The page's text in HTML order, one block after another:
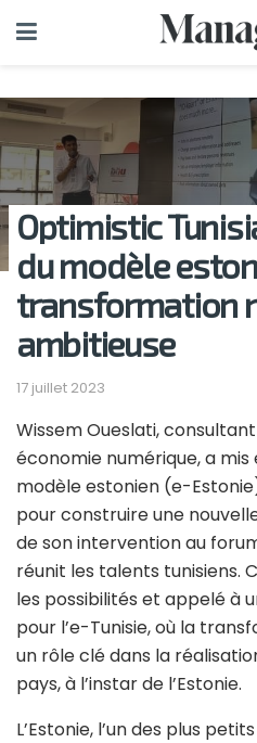
Optimistic
du modèle
transformation
ambitieuse
17 juillet 2023
Wissem Oueslati,
économie numérique, a
modèle estonien (e-
pour construire une
de son intervention au
réunit les talents tunisiens.
les possibilités et appelé à
pour l’e-Tunisie, où la
un rôle clé dans la
pays, à l’instar de l’Estonie.
L’Estonie, l’un des plus